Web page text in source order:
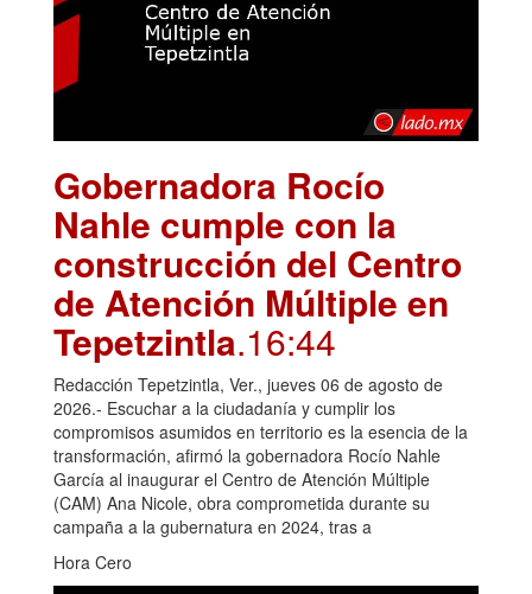
Gobernadora Rocío
Nahle cumple con la
construcción del Centro
de Atención Múltiple en
Tepetzintla.16:44
Redacción Tepetzintla, Ver., jueves 06 de agosto de
2026.- Escuchar a la ciudadanía y cumplir los
compromisos asumidos en territorio es la esencia de la
transformación, afirmó la gobernadora Rocío Nahle
García al inaugurar el Centro de Atención Múltiple
(CAM) Ana Nicole, obra comprometida durante su
campaña a la gubernatura en 2024, tras a
Hora Cero